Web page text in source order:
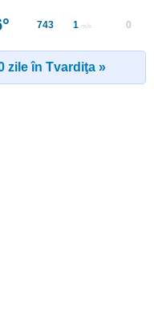
743 1 m/s 0
zile în Tvardiţa »